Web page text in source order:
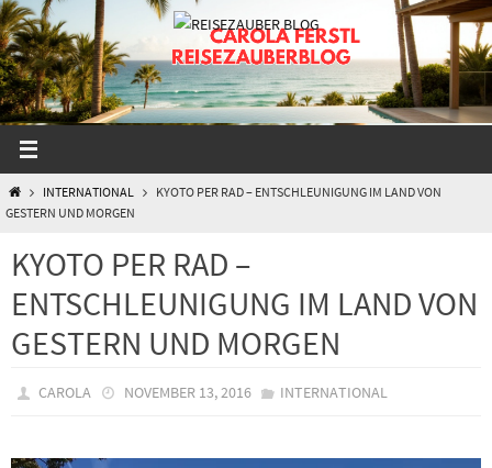
Zum
Inhalt
springen
STARTINTERNATIONAL
KYOTO PER RAD – ENTSCHLEUNIGUNG IM LAND VON
GESTERN UND MORGEN
KYOTO PER RAD –
ENTSCHLEUNIGUNG IM LAND VON
GESTERN UND MORGEN
CAROLA NOVEMBER 13, 2016 INTERNATIONAL